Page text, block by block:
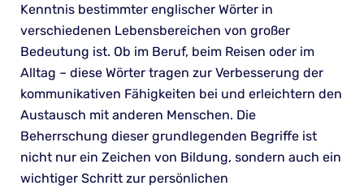
Kenntnis bestimmter englischer Wörter in
verschiedenen Lebensbereichen von großer
Bedeutung ist. Ob im Beruf, beim Reisen oder im
Alltag – diese Wörter tragen zur Verbesserung der
kommunikativen Fähigkeiten bei und erleichtern den
Austausch mit anderen Menschen. Die
Beherrschung dieser grundlegenden Begriffe ist
nicht nur ein Zeichen von Bildung, sondern auch ein
wichtiger Schritt zur persönlichen